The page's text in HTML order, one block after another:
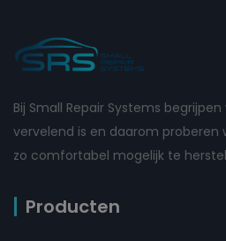
Bij Small Repair Systems
vervelend is en daarom proberen
zo comfortabel mogelijk te
Producten